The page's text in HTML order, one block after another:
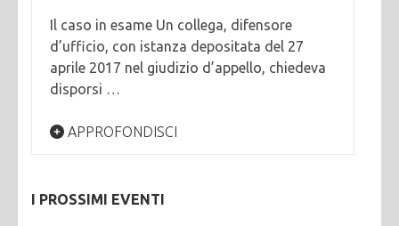
Il caso in esame Un collega, difensore
d’ufficio, con istanza depositata del 27
aprile 2017 nel giudizio d’appello, chiedeva
disporsi …
APPROFONDISCI
I PROSSIMI EVENTI